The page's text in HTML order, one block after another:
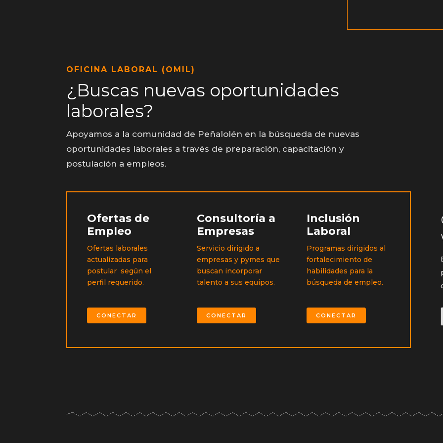
OFICINA LABORAL (OMIL)
¿Buscas nuevas oportunidades
laborales?
Apoyamos a la comunidad de Peñalolén en la búsqueda de nuevas
oportunidades laborales a través de preparación, capacitación y
postulación a empleos.
Ofertas de
Empleo
Ofertas laborales
actualizadas para
postular según el
perfil requerido.
CONECTAR
Consultoría a
Empresas
Servicio dirigido a
empresas y pymes que
buscan incorporar
talento a sus equipos.
CONECTAR
Inclusión
Laboral
Programas dirigidos al
fortalecimiento de
habilidades para la
búsqueda de empleo.
CONECTAR